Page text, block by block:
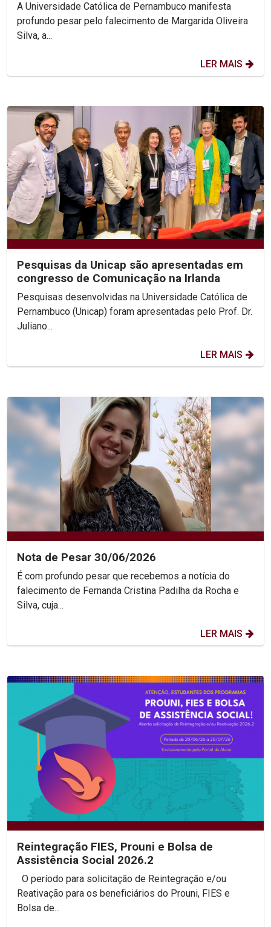
A Universidade Católica de Pernambuco manifesta
profundo pesar pelo falecimento de Margarida Oliveira
Silva, a...
LER MAIS
Pesquisas da Unicap são apresentadas em
congresso de Comunicação na Irlanda
Pesquisas desenvolvidas na Universidade Católica de
Pernambuco (Unicap) foram apresentadas pelo Prof. Dr.
Juliano...
LER MAIS
Nota de Pesar 30/06/2026
É com profundo pesar que recebemos a notícia do
falecimento de Fernanda Cristina Padilha da Rocha e
Silva, cuja...
LER MAIS
Reintegração FIES, Prouni e Bolsa de
Assistência Social 2026.2
Reativação para os beneficiários do Prouni, FIES e
Bolsa de...